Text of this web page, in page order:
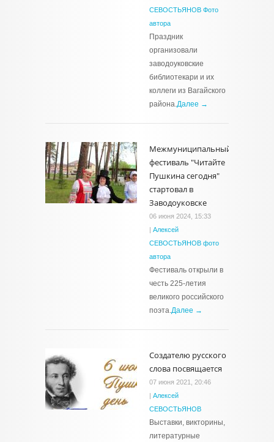
СЕВОСТЬЯНОВ Фото
автора
Праздник
организовали
заводоуковские
библиотекари и их
коллеги из Вагайского
района.Далее →
Межмуниципальный
фестиваль "Читайте
Пушкина сегодня"
стартовал в
Заводоуковске
06 июня 2024, 15:33
| Алексей
СЕВОСТЬЯНОВ фото
автора
Фестиваль открыли в
честь 225-летия
великого российского
поэта.Далее →
Создателю русского
слова посвящается
07 июня 2021, 20:46
| Алексей
СЕВОСТЬЯНОВ
Выставки, викторины,
литературные